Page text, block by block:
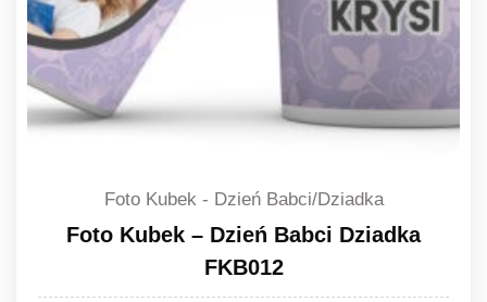
Foto Kubek - Dzień Babci/Dziadka
Foto Kubek – Dzień Babci Dziadka
FKB012